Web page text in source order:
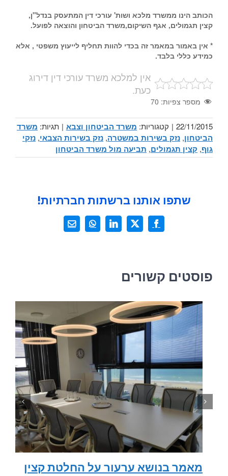
הכותב הינו ממשרד מלכא ושות' עורכי דין המתעסק בנדל"ן,
קצין תגמולים, אגף השיקום,משרד הביטחון והוצאה לפועל.
* אין באמור במאמר זה בכדי להוות תחליף לייעוץ משפטי , אלא
כמידע כללי בלבד.
אין למלכא משרד עורכי דין דירוג
כעת.
מספר צפיות: 70
22/11/2015
| קטגוריות: משרד הביטחון וצבא | תגיות: משרד
הביטחון, נזק בשירות במשטרה, נזק בשירות הצבאי, נזקי
גוף, קצין תגמולים, תביעה מול משרד הביטחון
שתפו אותנו ברשתות חברתיות!
Facebook
X
LinkedIn
WhatsApp
כתובת
פוסטים קשורים
מאמר בנושא ערעור על החלטת קצין